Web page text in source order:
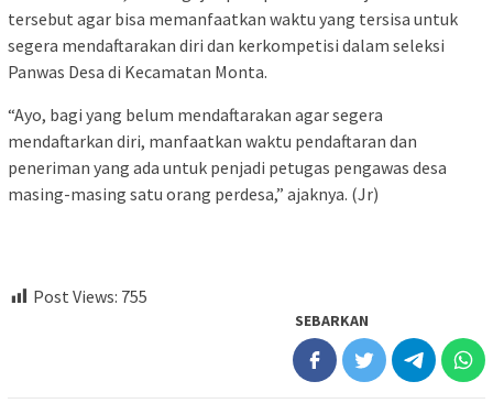
tersebut agar bisa memanfaatkan waktu yang tersisa untuk
segera mendaftarakan diri dan kerkompetisi dalam seleksi
Panwas Desa di Kecamatan Monta.
“Ayo, bagi yang belum mendaftarakan agar segera
mendaftarkan diri, manfaatkan waktu pendaftaran dan
peneriman yang ada untuk penjadi petugas pengawas desa
masing-masing satu orang perdesa,” ajaknya. (Jr)
Post Views: 755
SEBARKAN